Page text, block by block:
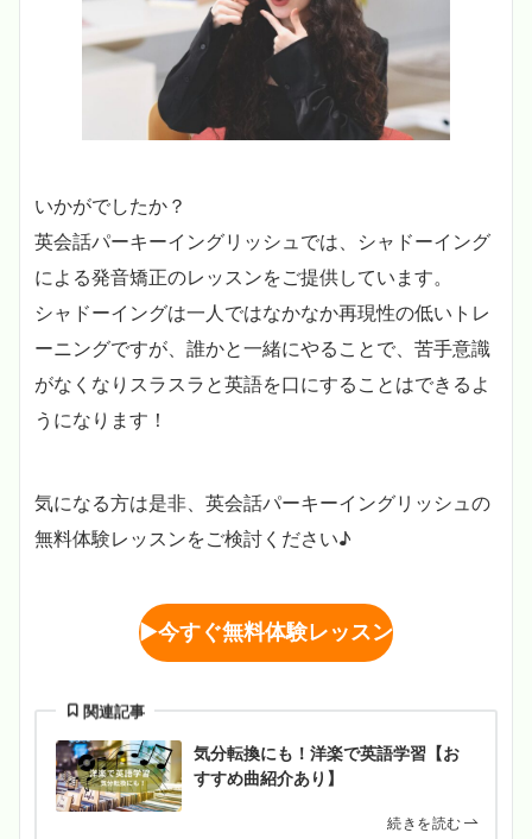
いかがでしたか？
英会話パーキーイングリッシュでは、シャドーイング
による発音矯正のレッスンをご提供しています。
シャドーイングは一人ではなかなか再現性の低いトレ
ーニングですが、誰かと一緒にやることで、苦手意識
がなくなりスラスラと英語を口にすることはできるよ
うになります！
気になる方は是非、英会話パーキーイングリッシュの
無料体験レッスンをご検討ください♪
▶︎今すぐ無料体験レッスン
関連記事
気分転換にも！洋楽で英語学習【お
すすめ曲紹介あり】
続きを読む